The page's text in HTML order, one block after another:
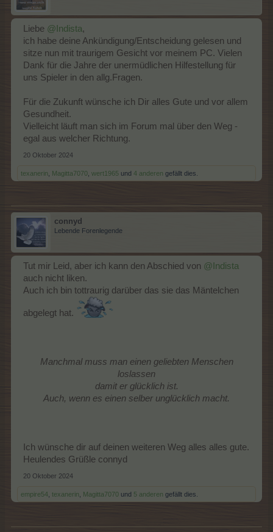
Liebe @Indista,
ich habe deine Ankündigung/Entscheidung gelesen und
sitze nun mit traurigem Gesicht vor meinem PC. Vielen
Dank für die Jahre der unermüdlichen Hilfestellung für
uns Spieler in den allg.Fragen.
Für die Zukunft wünsche ich Dir alles Gute und vor allem
Gesundheit.
Vielleicht läuft man sich im Forum mal über den Weg -
egal aus welcher Richtung.
20 Oktober 2024
texanerin Magitta7070 wert1965 und 4 anderen gefällt dies.
connyd
Lebende Forenlegende
Tut mir Leid, aber ich kann den Abschied von @Indista
auch nicht liken.
Auch ich bin tottraurig darüber das sie das Mäntelchen
abgelegt hat.
Manchmal muss man einen geliebten Menschen
loslassen
damit er glücklich ist.
Auch, wenn es einen selber unglücklich macht.
Ich wünsche dir auf deinen weiteren Weg alles alles gute.
Heulendes Grüßle connyd
20 Oktober 2024
empire54 texanerin Magitta7070 und 5 anderen gefällt dies.